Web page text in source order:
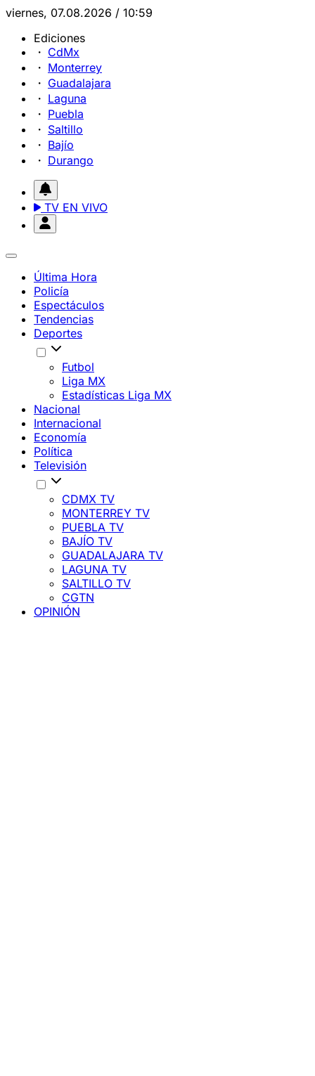
viernes, 07.08.2026 / 10:59
Ediciones
CdMx
Monterrey
Guadalajara
Laguna
Puebla
Saltillo
Bajío
Durango
TV EN VIVO
Última Hora
Policía
Espectáculos
Tendencias
Deportes
Futbol
Liga MX
Estadísticas Liga MX
Nacional
Internacional
Economía
Política
Televisión
CDMX TV
MONTERREY TV
PUEBLA TV
BAJÍO TV
GUADALAJARA TV
LAGUNA TV
SALTILLO TV
CGTN
OPINIÓN